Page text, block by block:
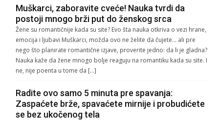
Muškarci, zaboravite cveće! Nauka tvrdi da
postoji mnogo brži put do ženskog srca
Žene su romantičnije kada su site? Evo šta nauka otkriva o vezi hrane,
emocija i ljubavi Muškarci, možda ovo ne želite da čujete… ali pre
nego što planirate romantične izjave, proverite jedno: da li je gladna?
Nauka kaže da žene mnogo bolje reaguju na romantiku kada su site. I
ne, nije poenta u tome da […]
Radite ovo samo 5 minuta pre spavanja:
Zaspaćete brže, spavaćete mirnije i probudićete
se bez ukočenog tela